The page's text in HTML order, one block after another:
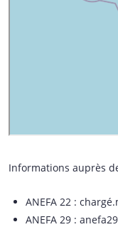
Informations auprès
ANEFA 22 :
ANEFA 29 :